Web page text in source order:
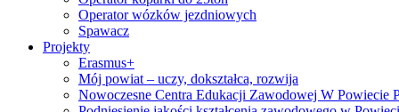
Operator wózków jezdniowych
Spawacz
Projekty
Erasmus+
Mój powiat – uczy, dokształca, rozwija
Nowoczesne Centra Edukacji Zawodowej W Powiecie